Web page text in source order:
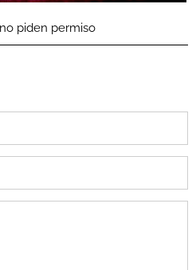
piden permiso